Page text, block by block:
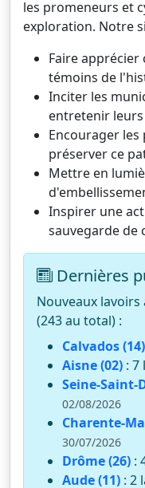
les promeneurs et
exploration. Notre
Faire apprécier
témoins de
Inciter les
entretenir
Encourager
préserver ce
Mettre en
Inspirer une
sauvegarde de
Dernières
Nouveaux
(243 au total) :
Calvados (14)
Aisne (02) : 7
Seine-Saint-
02/08/2026
Charente-
30/07/2026
Drôme (26) :
Aude (11) : 2